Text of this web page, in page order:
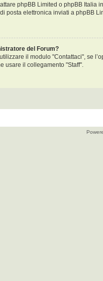
phpBB Limited o phpBB
posta elettronica inviati a phpBB
del Forum?
il modulo "Contattaci", se
usare il collegamento "Staff".